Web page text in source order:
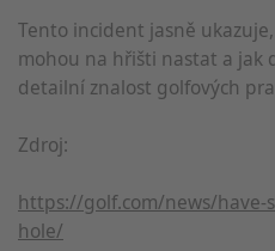
Tento incident jasně
mohou na hřišti nastat a jak
detailní znalost golfových
Zdroj:
https://golf.com/news/have-
hole/